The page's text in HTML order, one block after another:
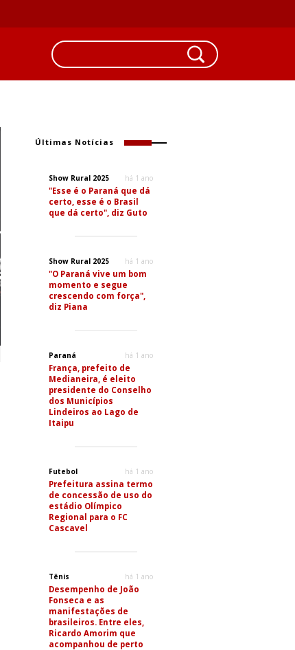
Últimas Notícias
Show Rural 2025 há 1 ano
"Esse é o Paraná que dá
certo, esse é o Brasil
que dá certo", diz Guto
Show Rural 2025 há 1 ano
"O Paraná vive um bom
momento e segue
crescendo com força",
diz Piana
Paraná há 1 ano
França, prefeito de
Medianeira, é eleito
presidente do Conselho
dos Municípios
Lindeiros ao Lago de
Itaipu
Futebol há 1 ano
Prefeitura assina termo
de concessão de uso do
estádio Olímpico
Regional para o FC
Cascavel
Tênis há 1 ano
Desempenho de João
Fonseca e as
manifestações de
brasileiros. Entre eles,
Ricardo Amorim que
acompanhou de perto